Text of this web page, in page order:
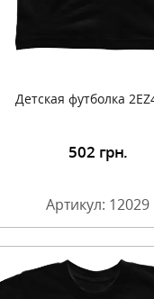
Детская футболка
502 грн.
Артикул: 12029
Подробнее